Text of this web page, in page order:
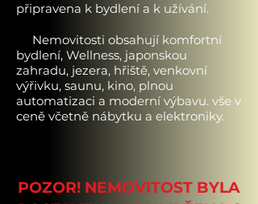
připravena k bydlení a k užívání.
Nemovitosti obsahují komfortní
bydlení, Wellness, japonskou
zahradu, jezera, hřiště, venkovní
výřivku, saunu, kino, plnou
automatizaci a moderní výbavu. vše v
ceně včetně nábytku a elektroniky.
POZOR! NEMOVITOST BYLA